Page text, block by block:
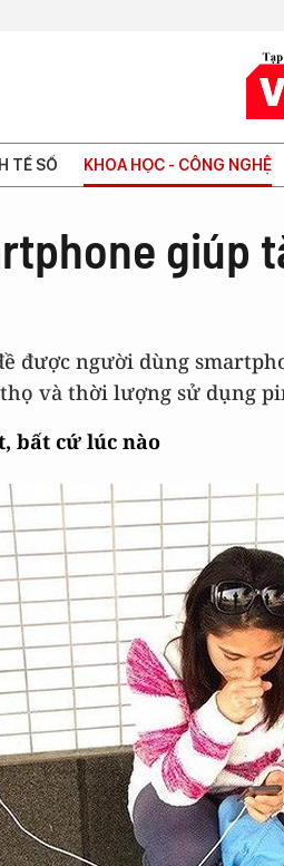
TẾ SỐ KHOA HỌC - CÔNG NGHỆ
giúp
được người dùng
và thời lượng sử dụng
bất cứ lúc nào